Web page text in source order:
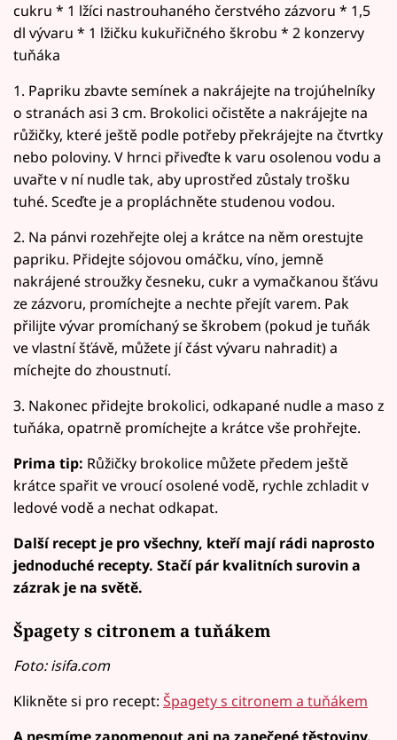
cukru * 1 lžíci nastrouhaného čerstvého zázvoru * 1,5
dl vývaru * 1 lžičku kukuřičného škrobu * 2 konzervy
tuňáka
1. Papriku zbavte semínek a nakrájejte na trojúhelníky
o stranách asi 3 cm. Brokolici očistěte a nakrájejte na
růžičky, které ještě podle potřeby překrájejte na čtvrtky
nebo poloviny. V hrnci přiveďte k varu osolenou vodu a
uvařte v ní nudle tak, aby uprostřed zůstaly trošku
tuhé. Sceďte je a propláchněte studenou vodou.
2. Na pánvi rozehřejte olej a krátce na něm orestujte
papriku. Přidejte sójovou omáčku, víno, jemně
nakrájené stroužky česneku, cukr a vymačkanou šťávu
ze zázvoru, promíchejte a nechte přejít varem. Pak
přilijte vývar promíchaný se škrobem (pokud je tuňák
ve vlastní šťávě, můžete jí část vývaru nahradit) a
míchejte do zhoustnutí.
3. Nakonec přidejte brokolici, odkapané nudle a maso z
tuňáka, opatrně promíchejte a krátce vše prohřejte.
Prima tip: Růžičky brokolice můžete předem ještě
krátce spařit ve vroucí osolené vodě, rychle zchladit v
ledové vodě a nechat odkapat.
Další recept je pro všechny, kteří mají rádi naprosto
jednoduché recepty. Stačí pár kvalitních surovin a
zázrak je na světě.
Špagety s citronem a tuňákem
Foto: isifa.com
Klikněte si pro recept: Špagety s citronem a tuňákem